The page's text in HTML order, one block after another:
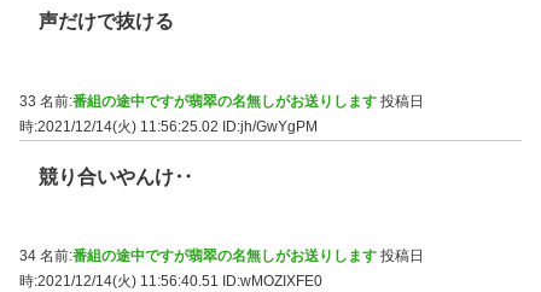
声だけで抜ける
33 名前:番組の途中ですが翡翠の名無しがお送りします 投稿日
時:2021/12/14(火) 11:56:25.02 ID:jh/GwYgPM
競り合いやんけ‥
34 名前:番組の途中ですが翡翠の名無しがお送りします 投稿日
時:2021/12/14(火) 11:56:40.51
ID:wMOZIXFE0